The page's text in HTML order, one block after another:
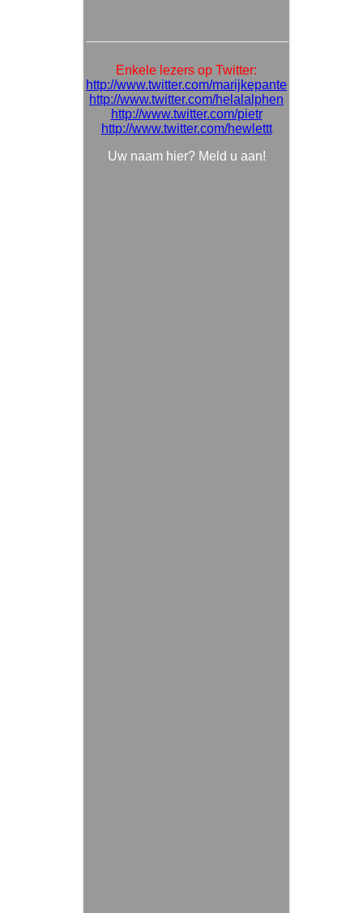
Enkele lezers op Twitter:
http://www.twitter.com/marijkepante
http://www.twitter.com/helalalphen
http://www.twitter.com/pietr
http://www.twitter.com/hewlettt
Uw naam hier? Meld u aan!